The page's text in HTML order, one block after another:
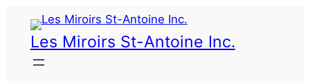
Les Miroirs St-Antoine Inc.